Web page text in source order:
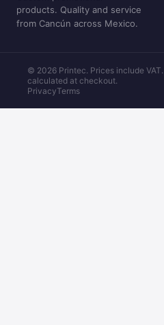
products. Quality and service
from Cancún across Mexico.
© 2026 Printec. Prices include
calculated at checkout.
PrivacyTerms